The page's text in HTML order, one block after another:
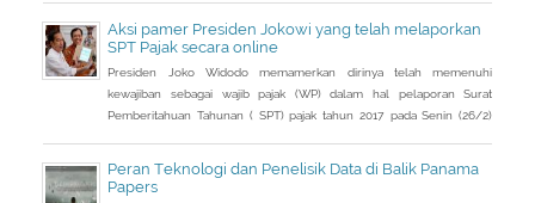
tengah lemahnya penerimaan pajak, banyak uang warga Indonesia
Aksi pamer Presiden Jokowi yang telah melaporkan
SPT Pajak secara online
Presiden Joko Widodo memamerkan dirinya telah memenuhi
kewajiban sebagai wajib pajak (WP) dalam hal pelaporan Surat
Pemberitahuan Tahunan ( SPT) pajak tahun 2017 pada Senin (26/2)
Peran Teknologi dan Penelisik Data di Balik Panama
Papers